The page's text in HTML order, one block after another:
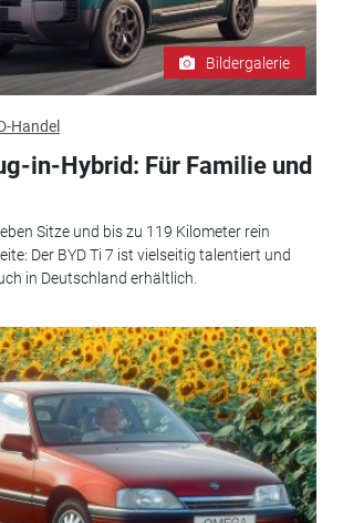
Bildergalerie
Handel
in-Hybrid: Für Familie und
Sitze und bis zu 119 Kilometer rein
Der BYD Ti 7 ist vielseitig talentiert und
in Deutschland erhältlich.